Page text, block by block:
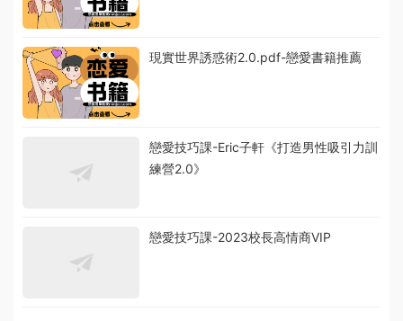
現實世界誘惑術2.0.pdf-戀愛書籍推薦
戀愛技巧課-Eric子軒《打造男性吸引力訓
練營2.0》
戀愛技巧課-2023校長高情商VIP